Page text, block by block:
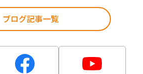
ブログ記事一覧